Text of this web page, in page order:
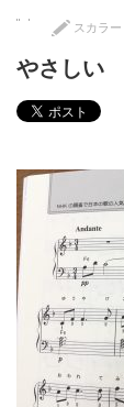
スカラー
やさしい